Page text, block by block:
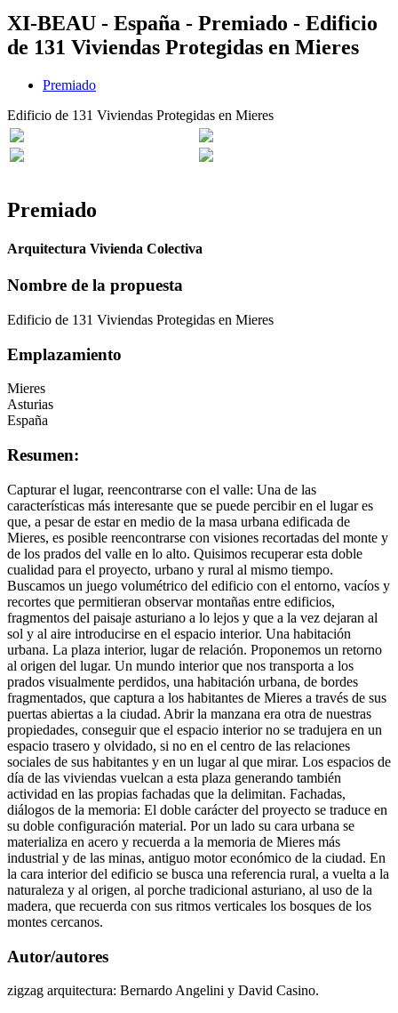
XI-BEAU - España - Premiado - Edificio
de 131 Viviendas Protegidas en Mieres
Premiado
Edificio de 131 Viviendas Protegidas en Mieres
Premiado
Arquitectura Vivienda Colectiva
Nombre de la propuesta
Edificio de 131 Viviendas Protegidas en Mieres
Emplazamiento
Mieres
Asturias
España
Resumen:
Capturar el lugar, reencontrarse con el valle: Una de las
características más interesante que se puede percibir en el lugar es
que, a pesar de estar en medio de la masa urbana edificada de
Mieres, es posible reencontrarse con visiones recortadas del monte y
de los prados del valle en lo alto. Quisimos recuperar esta doble
cualidad para el proyecto, urbano y rural al mismo tiempo.
Buscamos un juego volumétrico del edificio con el entorno, vacíos y
recortes que permitieran observar montañas entre edificios,
fragmentos del paisaje asturiano a lo lejos y que a la vez dejaran al
sol y al aire introducirse en el espacio interior. Una habitación
urbana. La plaza interior, lugar de relación. Proponemos un retorno
al origen del lugar. Un mundo interior que nos transporta a los
prados visualmente perdidos, una habitación urbana, de bordes
fragmentados, que captura a los habitantes de Mieres a través de sus
puertas abiertas a la ciudad. Abrir la manzana era otra de nuestras
propiedades, conseguir que el espacio interior no se tradujera en un
espacio trasero y olvidado, si no en el centro de las relaciones
sociales de sus habitantes y en un lugar al que mirar. Los espacios de
día de las viviendas vuelcan a esta plaza generando también
actividad en las propias fachadas que la delimitan. Fachadas,
diálogos de la memoria: El doble carácter del proyecto se traduce en
su doble configuración material. Por un lado su cara urbana se
materializa en acero y recuerda a la memoria de Mieres más
industrial y de las minas, antiguo motor económico de la ciudad. En
la cara interior del edificio se busca una referencia rural, a vuelta a la
naturaleza y al origen, al porche tradicional asturiano, al uso de la
madera, que recuerda con sus ritmos verticales los bosques de los
montes cercanos.
Autor/autores
zigzag arquitectura: Bernardo Angelini y David Casino.